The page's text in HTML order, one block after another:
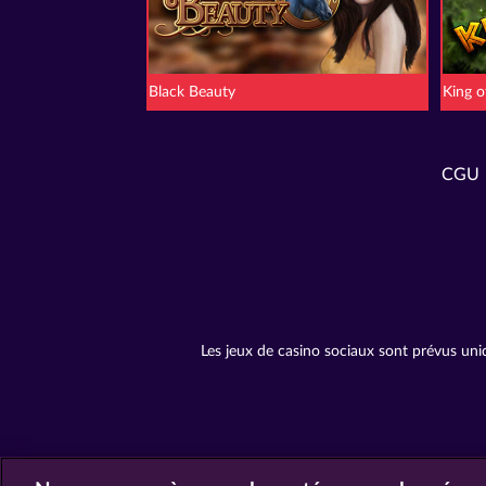
Black Beauty King
CGU
Les jeux de casino sociaux sont prévus